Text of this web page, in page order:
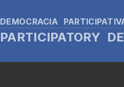
DEMOCRACIA
PARTICIPATORY